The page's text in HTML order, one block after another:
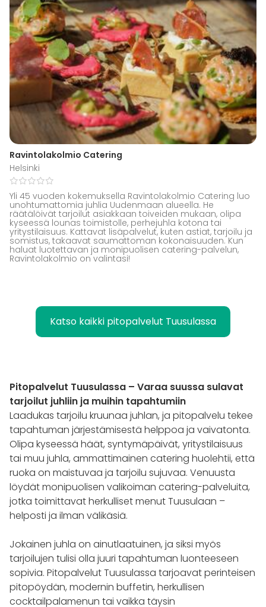
Ravintolakolmio Catering
Helsinki
Yli 45 vuoden kokemuksella Ravintolakolmio Catering luo
unohtumattomia juhlia Uudenmaan alueella. He
räätälöivät tarjoilut asiakkaan toiveiden mukaan, olipa
kyseessä lounas toimistolle, perhejuhla kotona tai
yritystilaisuus. Kattavat lisäpalvelut, kuten astiat, tarjoilu ja
somistus, takaavat saumattoman kokonaisuuden. Kun
haluat luotettavan ja monipuolisen catering-palvelun,
Ravintolakolmio on valintasi!
Katso kaikki pitopalvelut Tuusulassa
Pitopalvelut Tuusulassa – Varaa suussa sulavat
tarjoilut juhliin ja muihin tapahtumiin
Laadukas tarjoilu kruunaa juhlan, ja pitopalvelu tekee
tapahtuman järjestämisestä helppoa ja vaivatonta.
Olipa kyseessä häät, syntymäpäivät, yritystilaisuus
tai muu juhla, ammattimainen catering huolehtii, että
ruoka on maistuvaa ja tarjoilu sujuvaa. Venuusta
löydät monipuolisen valikoiman catering-palveluita,
jotka toimittavat herkulliset menut Tuusulaan –
helposti ja ilman välikäsiä.
Jokainen juhla on ainutlaatuinen, ja siksi myös
tarjoilujen tulisi olla juuri tapahtuman luonteeseen
sopivia. Pitopalvelut Tuusulassa tarjoavat perinteisen
pitopöydän, modernin buffetin, herkullisen
cocktailpalamenun tai vaikka täysin